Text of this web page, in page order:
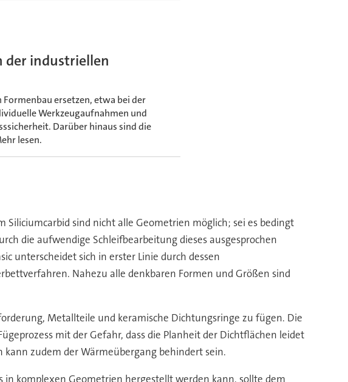
der industriellen
ersetzen, etwa bei der
Werkzeugaufnahmen und
Darüber hinaus sind die
lesen.
sind nicht alle Geometrien möglich; sei es bedingt
die aufwendige Schleifbearbeitung dieses ausgesprochen
unterscheidet sich in erster Linie durch dessen
Nahezu alle denkbaren Formen und Größen sind
Metallteile und keramische Dichtungsringe zu fügen. Die
mit der Gefahr, dass die Planheit der Dichtflächen leidet
zudem der Wärmeübergang behindert sein.
in komplexen Geometrien hergestellt werden kann, sollte dem